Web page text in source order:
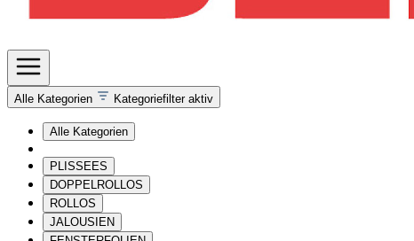
Alle Kategorien Kategoriefilter aktiv
Alle Kategorien
PLISSEES
DOPPELROLLOS
ROLLOS
JALOUSIEN